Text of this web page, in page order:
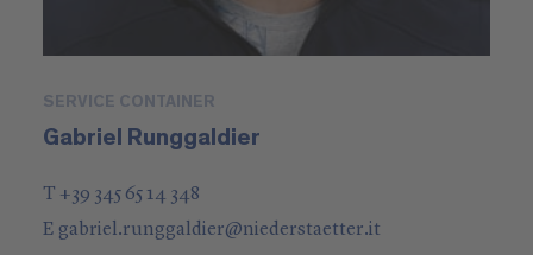
SERVICE CONTAINER
Gabriel Runggaldier
T +39 345 65 14 348
E gabriel.runggaldier@niederstaetter.it